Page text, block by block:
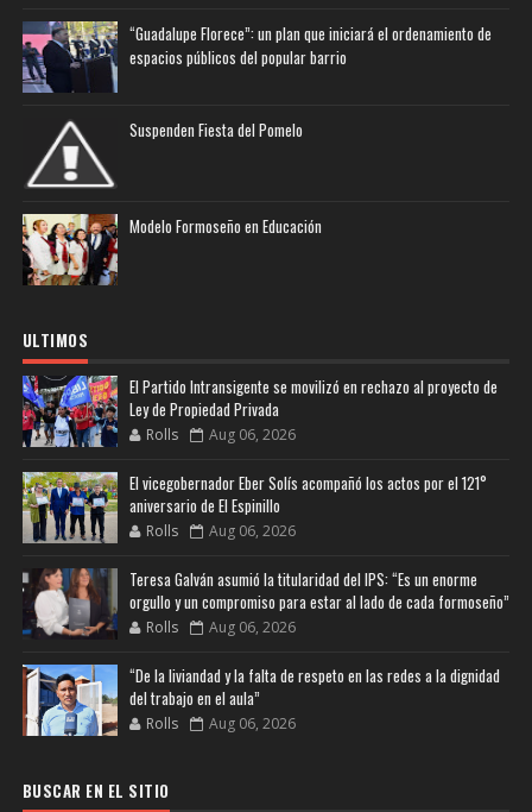
“Guadalupe Florece”: un plan que iniciará el ordenamiento de
espacios públicos del popular barrio
Suspenden Fiesta del Pomelo
Modelo Formoseño en Educación
ULTIMOS
El Partido Intransigente se movilizó en rechazo al proyecto de
Ley de Propiedad Privada
Rolls Aug 06, 2026
El vicegobernador Eber Solís acompañó los actos por el 121°
aniversario de El Espinillo
Rolls Aug 06, 2026
Teresa Galván asumió la titularidad del IPS: “Es un enorme
orgullo y un compromiso para estar al lado de cada formoseño”
Rolls Aug 06, 2026
“De la liviandad y la falta de respeto en las redes a la dignidad
del trabajo en el aula”
Rolls Aug 06, 2026
BUSCAR EN EL SITIO